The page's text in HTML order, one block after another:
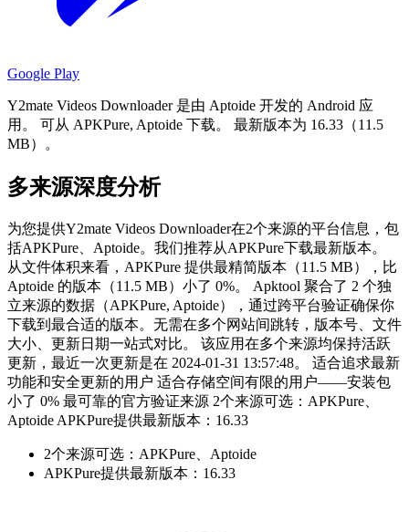
Google Play
Y2mate Videos Downloader 是由 Aptoide 开发的 Android 应
用。
可从 APKPure, Aptoide 下载。
最新版本为 16.33（11.5
MB）。
多来源深度分析
为您提供Y2mate Videos Downloader在2个来源的平台信息，包
括APKPure、Aptoide。我们推荐从APKPure下载最新版本。
从文件体积来看，APKPure 提供最精简版本（11.5 MB），比
Aptoide 的版本（11.5 MB）小了 0%。 Apktool 聚合了 2 个独
立来源的数据（APKPure, Aptoide），通过跨平台验证确保你
下载到最合适的版本。无需在多个网站间跳转，版本号、文件
大小、更新日期一站式对比。 该应用在多个来源均保持活跃
更新，最近一次更新是在 2024-01-31 13:57:48。 适合追求最新
功能和安全更新的用户 适合存储空间有限的用户——安装包
小了 0% 最可靠的官方验证来源 2个来源可选：APKPure、
Aptoide APKPure提供最新版本：16.33
2个来源可选：APKPure、Aptoide
APKPure提供最新版本：16.33